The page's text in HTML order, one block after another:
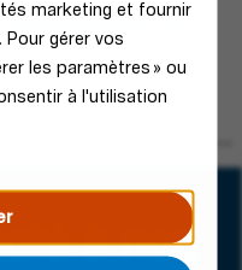
marketing et fournir
gérer vos
les paramètres » ou
à l'utilisation
(m/f/d)
à nos